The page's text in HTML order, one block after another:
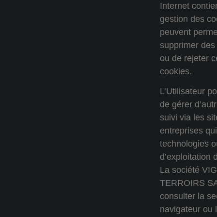
Internet
gestion des
peuvent
supprimer
ou de rejeter
cookies.
L’Utilisateur
de gérer
suivi via les
entreprises
technologies
d’exploitation
La société
TERROIRS
consulter la
navigateur ou